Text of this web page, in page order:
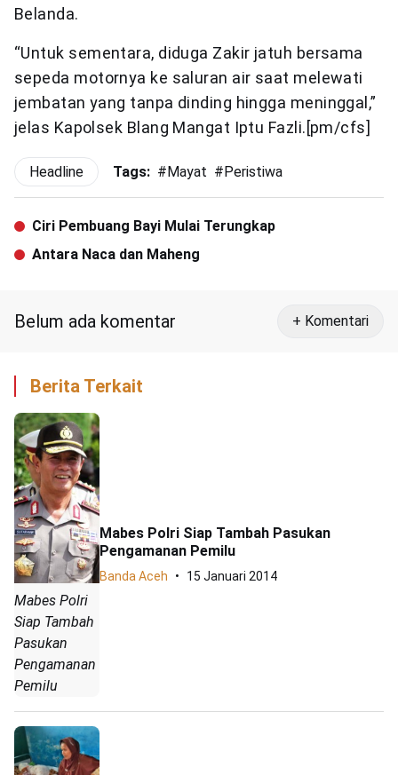
Belanda.
“Untuk sementara, diduga Zakir jatuh bersama
sepeda motornya ke saluran air saat melewati
jembatan yang tanpa dinding hingga meninggal,”
jelas Kapolsek Blang Mangat Iptu Fazli.[pm/cfs]
Headline Tags: # Mayat # Peristiwa
Ciri Pembuang Bayi Mulai Terungkap
Antara Naca dan Maheng
Belum ada komentar + Komentari
Berita Terkait
Mabes Polri
Siap Tambah
Pasukan
Pengamanan
Pemilu
Mabes Polri Siap Tambah Pasukan
Pengamanan Pemilu
Banda Aceh 15 Januari 2014